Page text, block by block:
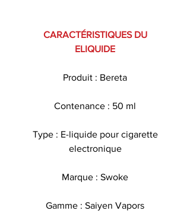
CARACTÉRISTIQUES DU
ELIQUIDE
Produit : Bereta
Contenance : 50 ml
Type : E-liquide pour cigarette
electronique
Marque : Swoke
Gamme : Saiyen Vapors